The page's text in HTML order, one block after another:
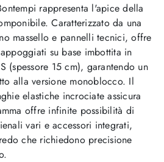
rappresenta l'apice della
Caratterizzato da una
massello e pannelli tecnici, offre
su base imbottita in
(spessore 15 cm), garantendo un
alla versione monoblocco. Il
elastiche incrociate assicura
offre infinite possibilità di
vari e accessori integrati,
che richiedono precisione